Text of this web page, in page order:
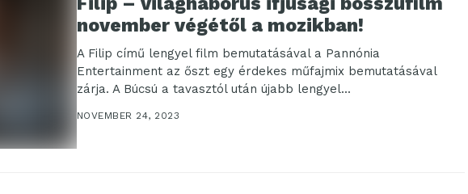
november végétől a mozikban!
A Filip című lengyel film bemutatásával a Pannónia
Entertainment az őszt egy érdekes műfajmix bemutatásával
zárja. A Búcsú a tavasztól után újabb lengyel...
NOVEMBER 24, 2023